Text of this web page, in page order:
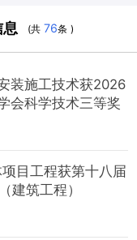
息 (共76条 )
装施工技术获2026
会科学技术三等奖
目工程获第十八届
建筑工程）